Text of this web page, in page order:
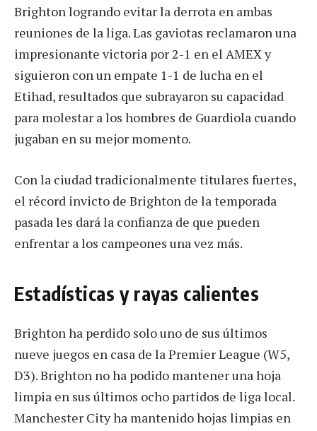
Brighton logrando evitar la derrota en ambas
reuniones de la liga. Las gaviotas reclamaron una
impresionante victoria por 2-1 en el AMEX y
siguieron con un empate 1-1 de lucha en el
Etihad, resultados que subrayaron su capacidad
para molestar a los hombres de Guardiola cuando
jugaban en su mejor momento.
Con la ciudad tradicionalmente titulares fuertes,
el récord invicto de Brighton de la temporada
pasada les dará la confianza de que pueden
enfrentar a los campeones una vez más.
Estadísticas y rayas calientes
Brighton ha perdido solo uno de sus últimos
nueve juegos en casa de la Premier League (W5,
D3). Brighton no ha podido mantener una hoja
limpia en sus últimos ocho partidos de liga local.
Manchester City ha mantenido hojas limpias en